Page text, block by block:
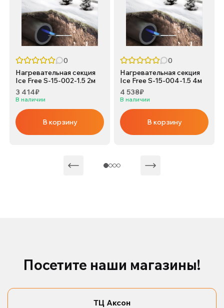
0
Нагревательная секция
Ice Free S-15-002-1.5 2м
3 414₽
В наличии
В корзину
0
Нагревательная секция
Ice Free S-15-004-1.5 4м
4 538₽
В наличии
В корзину
Посетите наши магазины!
ТЦ Аксон